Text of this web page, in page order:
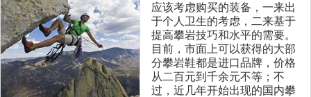
应该考虑购买的装备，一来出
于个人卫生的考虑，二来基于
提高攀岩技巧和水平的需要。
目前，市面上可以获得的大部
分攀岩鞋都是进口品牌，价格
从二百元到千余元不等；不
过，近几年开始出现的国内攀